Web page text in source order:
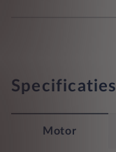
Specificaties
Motor